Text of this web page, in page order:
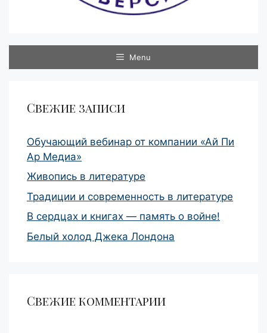
Menu
Свежие записи
Обучающий вебинар от компании «Ай Пи
Ар Медиа»
Живопись в литературе
Традиции и современность в литературе
В сердцах и книгах — память о войне!
Белый холод Джека Лондона
Свежие комментарии